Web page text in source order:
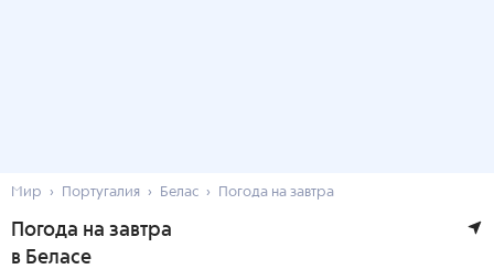
Мир Португалия Белас Погода на завтра
Погода на завтра
в Беласе